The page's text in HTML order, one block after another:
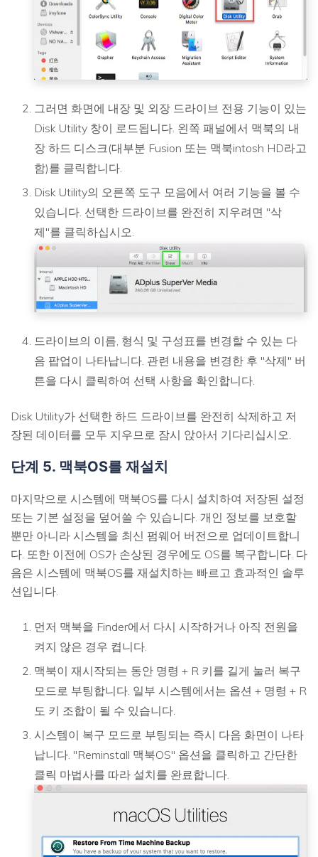
그러면 화면에 내장 및 외장 드라이브 전용 기능이 있는
Disk Utility 창이 로드됩니다. 왼쪽 패널에서 맥북의 내
장 하드 디스크(대부분 Fusion 또는 맥북intosh HD라고
함)를 클릭합니다.
Disk Utility의 오른쪽 도구 모음에서 여러 기능을 볼 수
있습니다. 선택한 드라이브를 완전히 지우려면 "삭
제"를 클릭하십시오.
드라이브의 이름, 형식 및 구성표를 변경할 수 있는 다
음 팝업이 나타납니다. 관련 내용을 변경한 후 "삭제" 버
튼을 다시 클릭하여 선택 사항을 확인합니다.
Disk Utility가 선택한 하드 드라이브를 완전히 삭제하고 저
장된 데이터를 모두 지우므로 잠시 앉아서 기다리십시오.
단계 5. 맥북OS를 재설치
마지막으로 시스템에 맥북OS를 다시 설치하여 저장된 설정
또는 기본 설정을 덮어쓸 수 있습니다. 개인 정보를 보호할
뿐만 아니라 시스템을 최신 펌웨어 버전으로 업데이트합니
다. 또한 이전에 OS가 손상된 경우에도 OS를 복구합니다. 다
음은 시스템에 맥북OS를 재설치하는 빠르고 효과적인 솔루
션입니다.
먼저 맥북을 Finder에서 다시 시작하거나 아직 전원을
켜지 않은 경우 켭니다.
맥북이 재시작되는 동안 명령 + R 키를 길게 눌러 복구
모드로 부팅합니다. 일부 시스템에서는 옵션 + 명령 + R
도 키 조합이 될 수 있습니다.
시스템이 복구 모드로 부팅되는 즉시 다음 화면이 나타
납니다. "Reminstall 맥북OS" 옵션을 클릭하고 간단한
클릭 마법사를 따라 설치를 완료합니다.